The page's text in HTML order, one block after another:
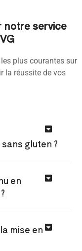
service
plus courantes sur
la réussite de vos
gluten ?
en
mise en